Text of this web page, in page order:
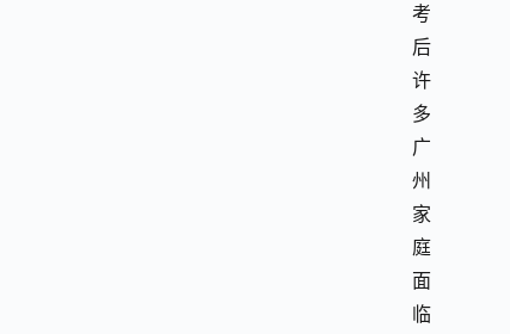
考
后
许
多
广
州
家
庭
面
临